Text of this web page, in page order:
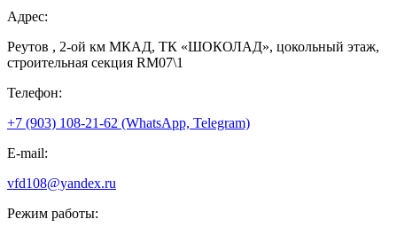
Адрес:
Реутов , 2-ой км МКАД, ТК «ШОКОЛАД», цокольный этаж,
строительная секция RM07\1
Телефон:
+7 (903) 108-21-62 (WhatsApp, Telegram)
E-mail:
vfd108@yandex.ru
Режим работы: